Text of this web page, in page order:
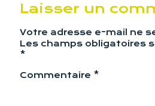
Laisser un
Votre adresse e-mail ne
Les champs obligatoires
*
Commentaire *